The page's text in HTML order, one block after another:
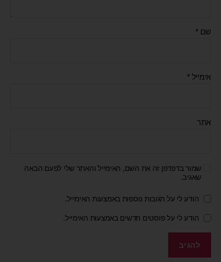
שם*
אימייל*
אתר
שמור בדפדפן זה את השם, האימייל והאתר שלי לפעם הבאה
שאגיב.
הודע לי על תגובות נוספות באמצעות האימייל.
הודע לי על פוסטים חדשים באמצעות האימייל.